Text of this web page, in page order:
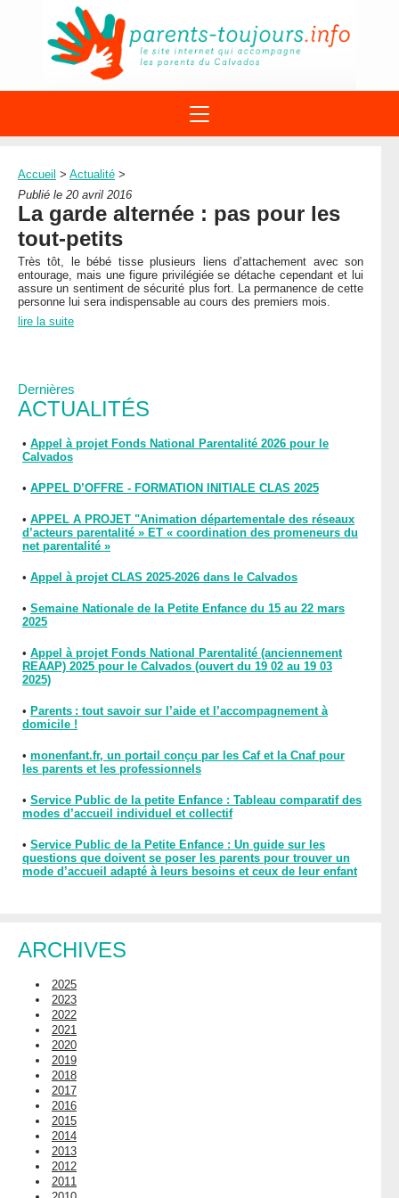
À PROPOS DU REAAP
ACTUALITÉ
AGENDA
DISPOSITIFS PARENTALITÉ
SITES INTERNET
LEXIQUE
LETTRES D’INFO
STRUCTURES
DOCUMENTS
FORMATIONS
Dernières
ACTUALITÉS
• Appel à projet Fonds National Parentalité 2026 pour le
Calvados
• APPEL D’OFFRE - FORMATION INITIALE CLAS 2025
• APPEL A PROJET "Animation départementale des réseaux
d’acteurs parentalité » ET « coordination des promeneurs du
net parentalité »
• Appel à projet CLAS 2025-2026 dans le Calvados
• Semaine Nationale de la Petite Enfance du 15 au 22 mars
2025
• Appel à projet Fonds National Parentalité (anciennement
REAAP) 2025 pour le Calvados (ouvert du 19 02 au 19 03
2025)
• Parents : tout savoir sur l’aide et l’accompagnement à
domicile !
• monenfant.fr, un portail conçu par les Caf et la Cnaf pour
les parents et les professionnels
• Service Public de la petite Enfance : Tableau comparatif des
modes d’accueil individuel et collectif
• Service Public de la Petite Enfance : Un guide sur les
questions que doivent se poser les parents pour trouver un
mode d’accueil adapté à leurs besoins et ceux de leur enfant
ARCHIVES
2025
2023
2022
2021
2020
2019
2018
2017
2016
2015
2014
2013
2012
2011
Accueil > Actualité >
Publié le 20 avril 2016
La garde alternée : pas pour les
tout-petits
Très tôt, le bébé tisse plusieurs liens d’attachement avec son
entourage, mais une figure privilégiée se détache cependant et lui
assure un sentiment de sécurité plus fort. La permanence de cette
personne lui sera indispensable au cours des premiers mois.
lire la suite